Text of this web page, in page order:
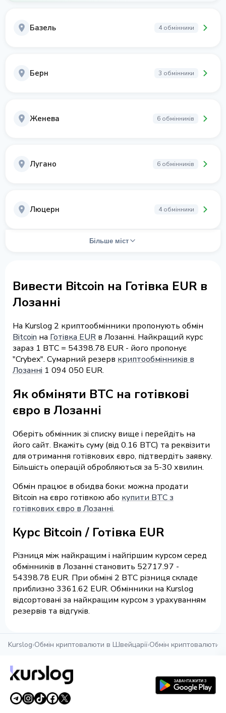
Базель 4 обмінники
Берн 3 обмінники
Женева 6 обмінників
Лугано 6 обмінників
Люцерн 4 обмінники
Більше міст
Вивести Bitcoin на Готівка EUR в
Лозанні
На Kurslog 2 криптообмінники пропонують обмін
Bitcoin на Готівка EUR в Лозанні. Найкращий курс
зараз 1 BTC = 54398.78 EUR - його пропонує
"Crybex". Сумарний резерв криптообмінників в
Лозанні 1 094 050 EUR.
Як обміняти BTC на готівкові
євро в Лозанні
Оберіть обмінник зі списку вище і перейдіть на
його сайт. Вкажіть суму (від 0.16 BTC) та реквізити
для отримання готівкових євро, підтвердіть заявку.
Більшість операцій обробляються за 5-30 хвилин.
Обмін працює в обидва боки: можна продати
Bitcoin на євро готівкою або купити BTC з
готівкових євро в Лозанні.
Курс Bitcoin / Готівка EUR
Різниця між найкращим і найгіршим курсом серед
обмінників в Лозанні становить 52717.97 -
54398.78 EUR. При обміні 2 BTC різниця складе
приблизно 3361.62 EUR. Обмінники на Kurslog
відсортовані за найкращим курсом з урахуванням
резервів та відгуків.
Kurslog›Обмін криптовалюти в Швейцарії›Обмін криптовалюти